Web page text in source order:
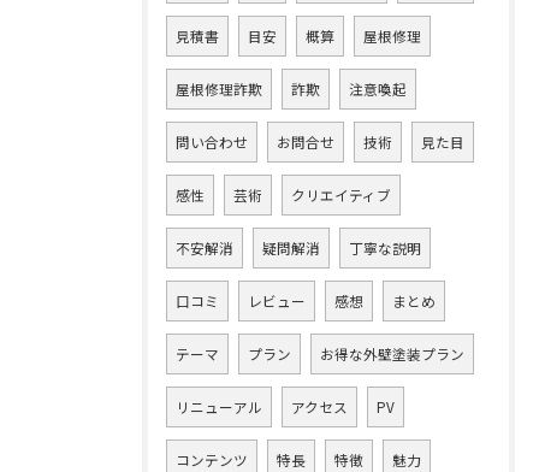
見積書 目安 概算 屋根修理
屋根修理詐欺 詐欺 注意喚起
問い合わせ お問合せ 技術 見た目
感性 芸術 クリエイティブ
不安解消 疑問解消 丁寧な説明
口コミ レビュー 感想 まとめ
テーマ プラン お得な外壁塗装プラン
リニューアル アクセス PV
コンテンツ 特長 特徴 魅力